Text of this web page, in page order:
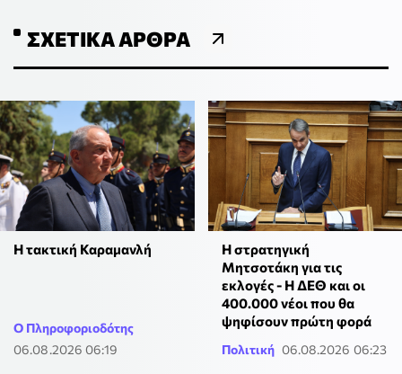
ΣΧΕΤΙΚΆ ΆΡΘΡΑ
Η τακτική Καραμανλή
Ο Πληροφοριοδότης
06.08.2026 06:19
Η στρατηγική
Μητσοτάκη για τις
εκλογές - Η ΔΕΘ και οι
400.000 νέοι που θα
ψηφίσουν πρώτη φορά
Πολιτική 06.08.2026 06:23